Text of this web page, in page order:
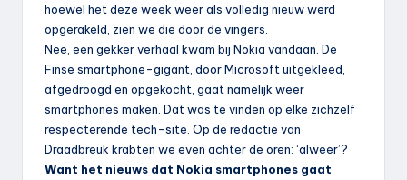
hoewel het deze week weer als volledig nieuw werd
opgerakeld, zien we die door de vingers.
Nee, een gekker verhaal kwam bij Nokia vandaan. De
Finse smartphone-gigant, door Microsoft uitgekleed,
afgedroogd en opgekocht, gaat namelijk weer
smartphones maken. Dat was te vinden op elke zichzelf
respecterende tech-site. Op de redactie van
Draadbreuk krabten we even achter de oren: ‘alweer’?
Want het nieuws dat Nokia smartphones gaat